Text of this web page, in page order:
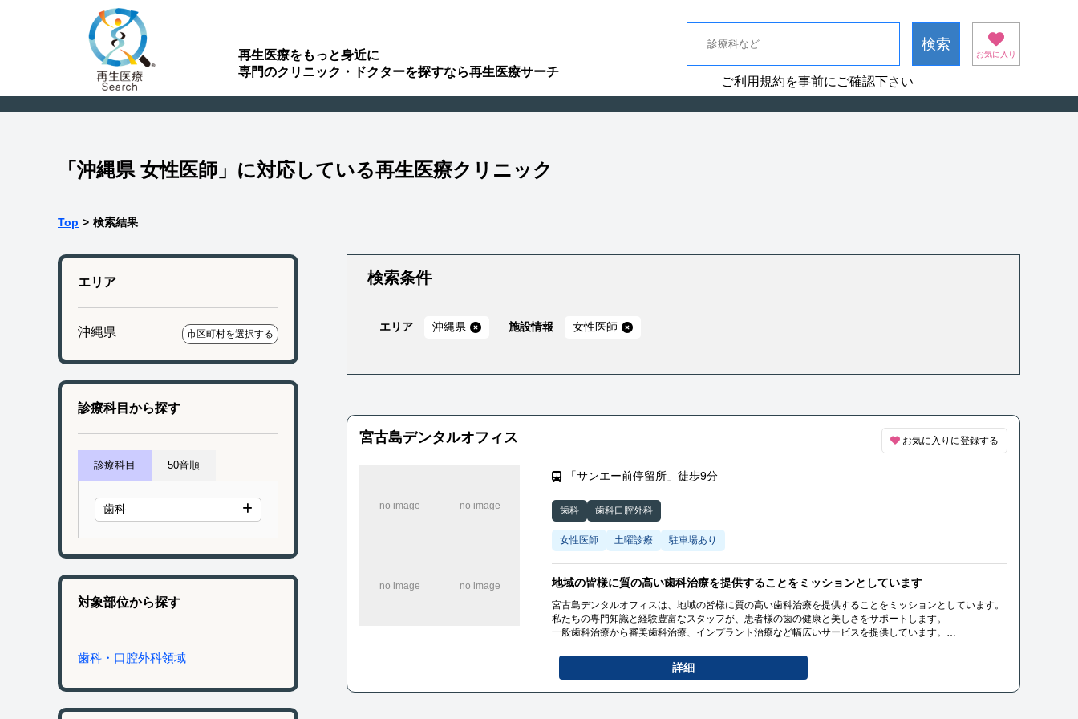
再生医療をもっと身近に
専門のクリニック・ドクターを探すなら再生医療サーチ
お気に入り
ご利用規約を事前にご確認下さい
「沖縄県 女性医師」に対応している再生医療クリニック
Top > 検索結果
エリア
沖縄県 市区町村を選択する
診療科目から探す
診療科目 50音順
歯科
対象部位から探す
歯科・口腔外科領域
検索条件
エリア 沖縄県 施設情報 女性医師
宮古島デンタルオフィス お気に入りに登録する
「サンエー前停留所」徒歩9分
歯科 歯科口腔外科
女性医師 土曜診療 駐車場あり
地域の皆様に質の高い歯科治療を提供することをミッションとしています
宮古島デンタルオフィスは、地域の皆様に質の高い歯科治療を提供することをミッションとしています。
私たちの専門知識と経験豊富なスタッフが、患者様の歯の健康と美しさをサポートします。
一般歯科治療から審美歯科治療、インプラント治療など幅広いサービスを提供しています。
けるように努めています
詳細